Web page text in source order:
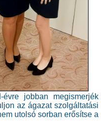
jobban megismerjék
az ágazat szolgáltatási
utolsó sorban erősítse a